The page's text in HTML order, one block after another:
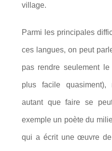
village.
Parmi les principales
ces langues, on peut
pas rendre seulement
plus facile
autant que faire se
exemple un poète du
qui a écrit une œuvre